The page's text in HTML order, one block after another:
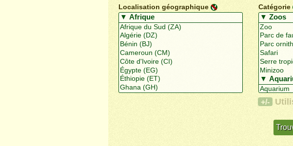
Localisation géographique Catégorie
+/-